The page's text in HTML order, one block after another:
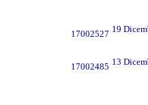
17002527 19
17002485 13